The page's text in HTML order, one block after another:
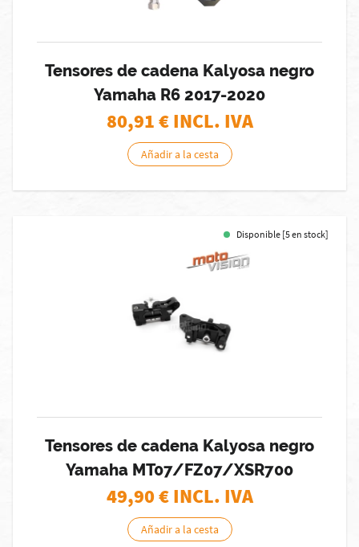
Tensores de cadena Kalyosa negro
Yamaha R6 2017-2020
80,91€ INCL. IVA
Añadir a la cesta
Disponible [5 en stock]
Tensores de cadena Kalyosa negro
Yamaha MT07/FZ07/XSR700
49,90€ INCL. IVA
Añadir a la cesta